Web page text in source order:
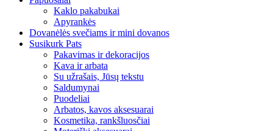
Kaklo pakabukai
Apyrankės
Dovanėlės svečiams ir mini dovanos
Susikurk Pats
Pakavimas ir dekoracijos
Kava ir arbata
Su užrašais, Jūsų tekstu
Saldumynai
Puodeliai
Arbatos, kavos aksesuarai
Kosmetika, rankšluosčiai